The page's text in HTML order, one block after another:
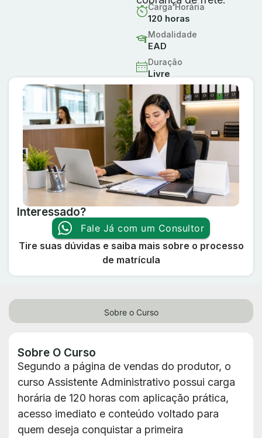
Carga Horária
120 horas
Modalidade
EAD
Duração
Livre
Interessado?
Fale Já com um Consultor
Tire suas dúvidas e saiba mais sobre o processo
de matrícula
Sobre o Curso
Sobre O Curso
Segundo a página de vendas do produtor, o
curso Assistente Administrativo possui carga
horária de 120 horas com aplicação prática,
acesso imediato e conteúdo voltado para
quem deseja conquistar a primeira